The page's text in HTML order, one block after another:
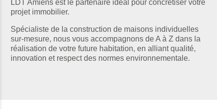
LDT Amiens est le partenaire idéal pour concrétiser votre
projet immobilier.
Spécialiste de la construction de maisons individuelles
sur-mesure, nous vous accompagnons de A à Z dans la
réalisation de votre future habitation, en alliant qualité,
innovation et respect des normes environnementale.